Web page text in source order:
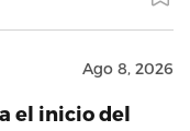
Ago 8, 2026
el inicio del